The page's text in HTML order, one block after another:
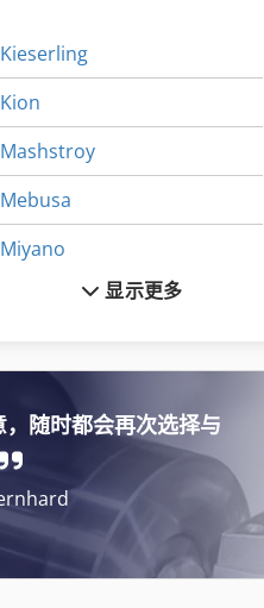
Kieserling
Kion
Mashstroy
Mebusa
Miyano
显示更多
随时都会再次选择与